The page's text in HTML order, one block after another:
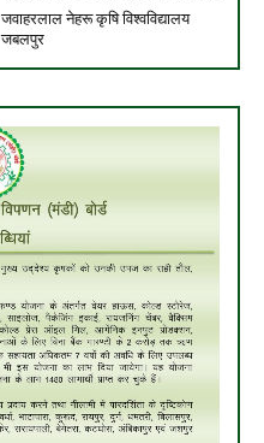
जवाहरलाल नेहरू कृषि विश्वविद्यालय
जबलपुर